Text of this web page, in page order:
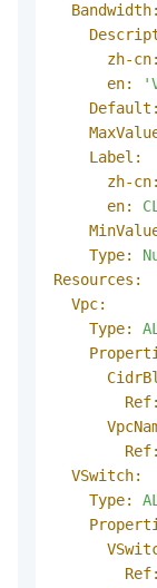
Bandwidth:
zh-cn:
en:
Default:
Label:
zh-cn:
en:
Type:
Resources:
Vpc:
Type:
Ref:
Ref:
VSwitch:
Type:
Ref: